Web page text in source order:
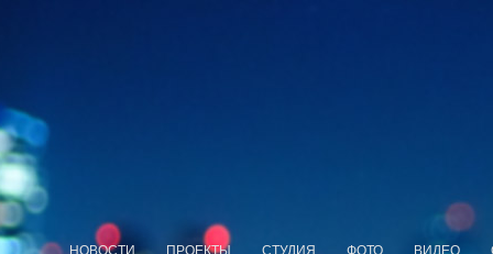
НОВОСТИ ПРОЕКТЫ СТУДИЯ ФОТО ВИДЕО